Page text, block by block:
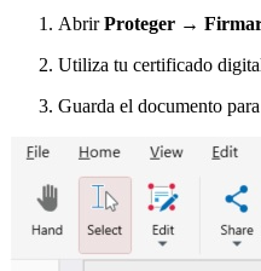
AbrirProteger →
Utiliza tu certificado
Guarda el documento